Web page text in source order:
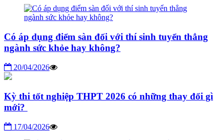
Có áp dụng điểm sàn đối với thí sinh tuyển thẳng
ngành sức khỏe hay không?
20/04/2026
Kỳ thi tốt nghiệp THPT 2026 có những thay đổi gì
mới?
17/04/2026